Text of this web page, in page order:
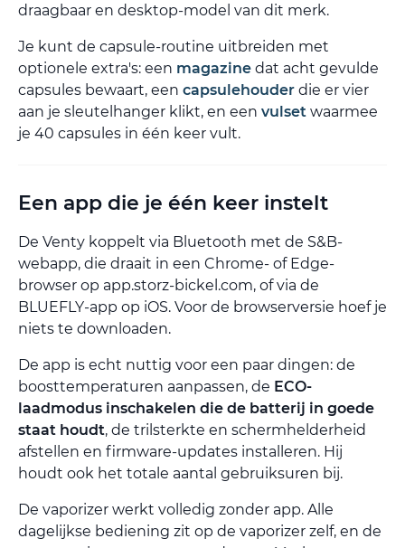
draagbaar en desktop-model van dit merk.
Je kunt de capsule-routine uitbreiden met
optionele extra's: een magazine dat acht gevulde
capsules bewaart, een capsulehouder die er vier
aan je sleutelhanger klikt, en een vulset waarmee
je 40 capsules in één keer vult.
Een app die je één keer instelt
De Venty koppelt via Bluetooth met de S&B-
webapp, die draait in een Chrome- of Edge-
browser op app.storz-bickel.com, of via de
BLUEFLY-app op iOS. Voor de browserversie hoef je
niets te downloaden.
De app is echt nuttig voor een paar dingen: de
boosttemperaturen aanpassen, de ECO-
laadmodus inschakelen die de batterij in goede
staat houdt, de trilsterkte en schermhelderheid
afstellen en firmware-updates installeren. Hij
houdt ook het totale aantal gebruiksuren bij.
De vaporizer werkt volledig zonder app. Alle
dagelijkse bediening zit op de vaporizer zelf, en de